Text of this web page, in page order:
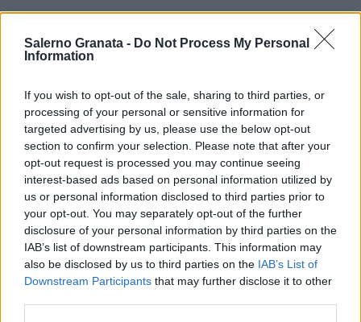
Salerno Granata - Do Not Process My Personal
Information
If you wish to opt-out of the sale, sharing to third parties, or
processing of your personal or sensitive information for
targeted advertising by us, please use the below opt-out
section to confirm your selection. Please note that after your
opt-out request is processed you may continue seeing
interest-based ads based on personal information utilized by
us or personal information disclosed to third parties prior to
your opt-out. You may separately opt-out of the further
disclosure of your personal information by third parties on the
IAB’s list of downstream participants. This information may
also be disclosed by us to third parties on the IAB’s List of
Downstream Participants that may further disclose it to other